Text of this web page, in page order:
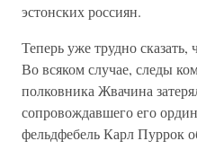
эстонских россиян.
Теперь уже трудно
Во всяком случае, следы
полковника Жвачина
сопровождавшего его
фельдфебель Карл Пуррок